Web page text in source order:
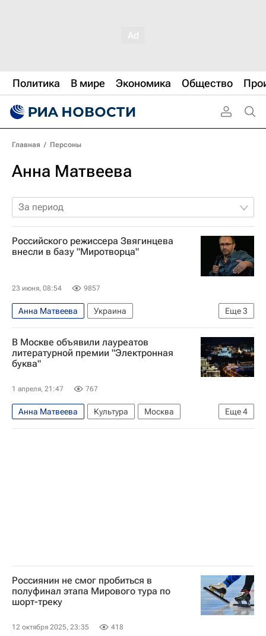
Политика В мире Экономика Общество
Главная / Персоны
Анна Матвеева
За период
Российского режиссера Звягинцева
внесли в базу "Миротворца"
23 июня, 08:54 9857
Еще3
Анна Матвеева
Украина
Республика Крым
Донецкая Народная Республика
Андрей Звягинцев
В Москве объявили лауреатов
литературной премии "Электронная
буква"
1 апреля, 21:47 767
Еще4
Анна Матвеева Культура
Москва
Кострома
Сергей Чонишвили
Россиянин не смог пробиться в
полуфинал этапа Мирового тура по
шорт-треку
12 октября 2025, 23:35 418